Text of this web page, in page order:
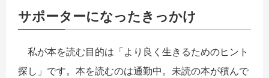
サポーターになったきっかけ
私が本を読む目的は「より良く生きるためのヒント
探し」です。本を読むのは通勤中。未読の本が積んで